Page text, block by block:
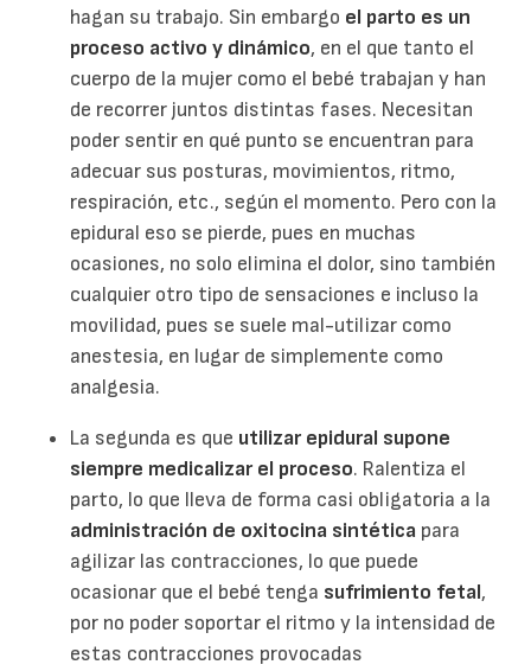
hagan su trabajo. Sin embargo el parto es un
proceso activo y dinámico, en el que tanto el
cuerpo de la mujer como el bebé trabajan y han
de recorrer juntos distintas fases. Necesitan
poder sentir en qué punto se encuentran para
adecuar sus posturas, movimientos, ritmo,
respiración, etc., según el momento. Pero con la
epidural eso se pierde, pues en muchas
ocasiones, no solo elimina el dolor, sino también
cualquier otro tipo de sensaciones e incluso la
movilidad, pues se suele mal-utilizar como
anestesia, en lugar de simplemente como
analgesia.
La segunda es que utilizar epidural supone
siempre medicalizar el proceso. Ralentiza el
parto, lo que lleva de forma casi obligatoria a la
administración de oxitocina sintética para
agilizar las contracciones, lo que puede
ocasionar que el bebé tenga sufrimiento fetal,
por no poder soportar el ritmo y la intensidad de
estas contracciones provocadas